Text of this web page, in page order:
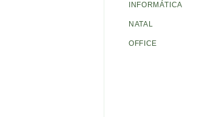
INFORMÁTICA
NATAL
OFFICE